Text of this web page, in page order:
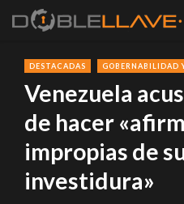
DESTACADAS GOBERNABILIDAD
Venezuela
de hacer
impropias de
investidura»